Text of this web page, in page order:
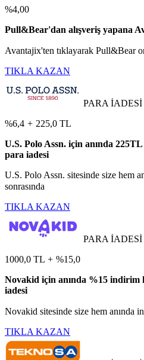
%4,00
Pull&Bear'dan alışveriş yapana
Avantajix'ten tıklayarak Pull&Bear
TIKLA KAZAN
PARA
%6,4 + 225,0 TL
U.S. Polo Assn. için anında
para iadesi
U.S. Polo Assn. sitesinde size hem
sonrasında
TIKLA KAZAN
PARA
1000,0 TL + %15,0
Novakid için anında %15
iadesi
Novakid sitesinde size hem anında
TIKLA KAZAN